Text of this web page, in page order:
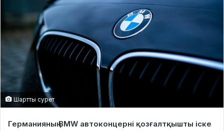
Шартты сурет
Германияның BMW автоконцерні қозғалтқышты іске